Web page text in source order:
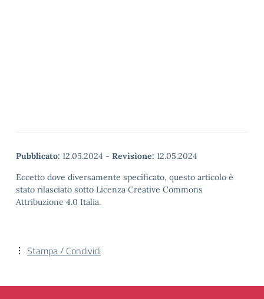
Pubblicato: 12.05.2024 - Revisione: 12.05.2024
Eccetto dove diversamente specificato, questo articolo è
stato rilasciato sotto Licenza Creative Commons
Attribuzione 4.0 Italia.
Stampa / Condividi